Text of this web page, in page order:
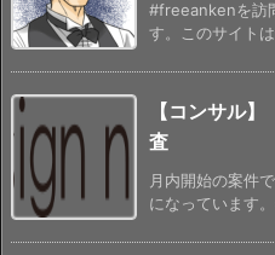
#freeankenを訪
す。このサイト
【コンサル
査
月内開始の案件
になっています